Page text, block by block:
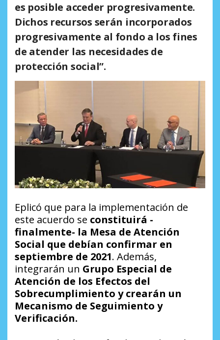
es posible acceder progresivamente.
Dichos recursos serán incorporados
progresivamente al fondo a los fines
de atender las necesidades de
protección social”.
Eplicó que para la implementación de
este acuerdo se constituirá -
finalmente- la Mesa de Atención
Social que debían confirmar en
septiembre de 2021. Además,
integrarán un Grupo Especial de
Atención de los Efectos del
Sobrecumplimiento y crearán un
Mecanismo de Seguimiento y
Verificación.